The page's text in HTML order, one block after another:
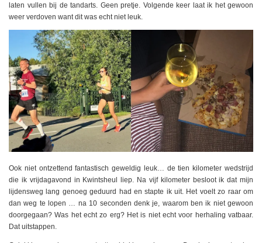
laten vullen bij de tandarts. Geen pretje. Volgende keer laat ik het gewoon
weer verdoven want dit was echt niet leuk.
Ook niet ontzettend fantastisch geweldig leuk… de tien kilometer wedstrijd
die ik vrijdagavond in Kwintsheul liep. Na vijf kilometer besloot ik dat mijn
lijdensweg lang genoeg geduurd had en stapte ik uit. Het voelt zo raar om
dan weg te lopen … na 10 seconden denk je, waarom ben ik niet gewoon
doorgegaan? Was het echt zo erg? Het is niet echt voor herhaling vatbaar.
Dat uitstappen.